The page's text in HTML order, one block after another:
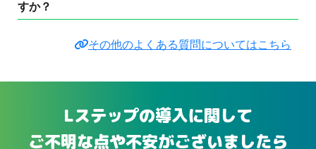
すか？
その他のよくある質問についてはこちら
Lステップの導入に関して
ご不明な点や不安がございましたら